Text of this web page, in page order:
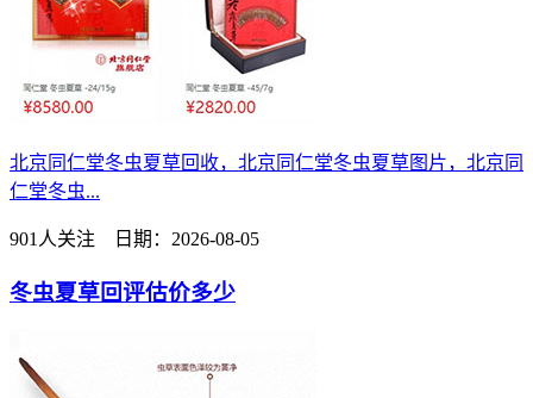
北京同仁堂冬虫夏草回收，北京同仁堂冬虫夏草图片，北京同
仁堂冬虫...
901人关注 日期：2026-08-05
冬虫夏草回评估价多少